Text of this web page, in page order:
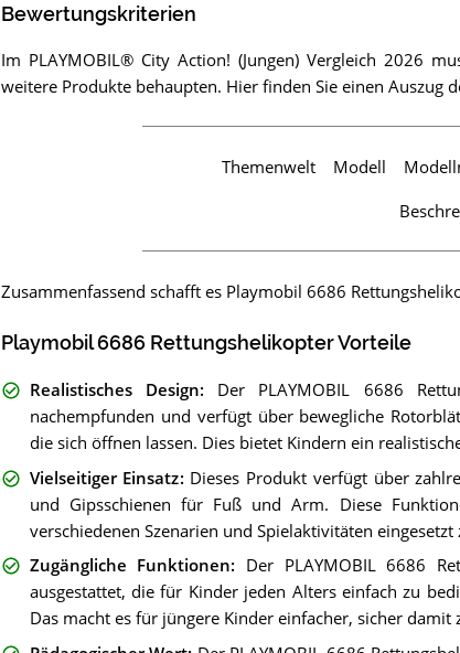
Bewertungskriterien
Im PLAYMOBIL® City Action! (Jungen) Vergleich 2026
weitere Produkte behaupten. Hier finden Sie einen Auszug
Themenwelt Modell
Zusammenfassend schafft es Playmobil 6686
Playmobil 6686 Rettungshelikopter Vorteile
Realistisches Design: Der PLAYMOBIL 6686
nachempfunden und verfügt über bewegliche
die sich öffnen lassen. Dies bietet Kindern ein
Vielseitiger Einsatz: Dieses Produkt verfügt über
und Gipsschienen für Fuß und Arm. Diese
verschiedenen Szenarien und Spielaktivitäten eingesetzt
Zugängliche Funktionen: Der PLAYMOBIL 6686
ausgestattet, die für Kinder jeden Alters einfach zu
Das macht es für jüngere Kinder einfacher, sicher damit